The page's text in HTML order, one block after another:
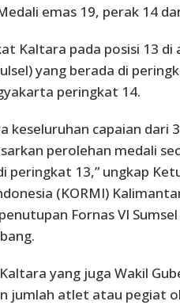
emas 19, perak 14
Kaltara pada posisi 13 di
yang berada di
peringkat 14.
keseluruhan capaian dari
perolehan medali
peringkat 13,” ungkap
(KORMI)
Fornas VI
yang juga Wakil
jumlah atlet atau pegiat